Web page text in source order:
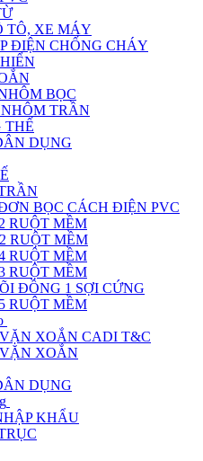
TÔ, XE MÁY
ĐIỆN CHỐNG CHÁY
BỌC
TRẦN
THẾ
DỤNG
BỌC CÁCH ĐIỆN PVC
RUỘT MỀM
RUỘT MỀM
RUỘT MỀM
RUỘT MỀM
ĐỒNG 1 SỢI CỨNG
RUỘT MỀM
XOẮN CADI T&C
XOẮN
DỤNG
KHẨU